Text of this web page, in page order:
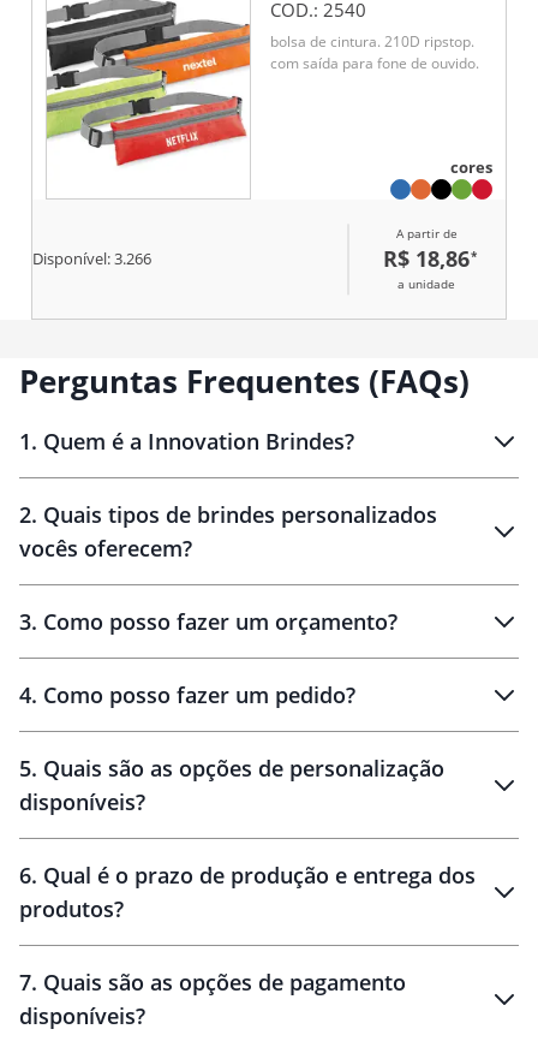
COD.: 2540
bolsa de cintura. 210D ripstop.
com saída para fone de ouvido.
cores
Disponível:3.266
A partir de
R$ 18,86*
a unidade
Perguntas Frequentes (FAQs)
1. Quem é a Innovation Brindes?
Brindes personalizados
2. Quais tipos de brindes personalizados
vocês oferecem?
personalizados
3. Como posso fazer um orçamento?
brinde
personalização
4. Como posso fazer um pedido?
amostra virtual
5. Quais são as opções de personalização
disponíveis?
6. Qual é o prazo de produção e entrega dos
produtos?
10 dias
7. Quais são as opções de pagamento
disponíveis?